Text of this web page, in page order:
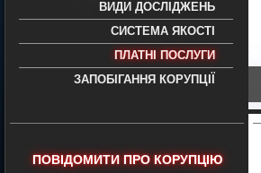
науково-дослідний експертно-
- проведення всих видів судових
експертиз
ВИДИ ДОСЛІДЖЕНЬ
СИСТЕМА ЯКОСТІ
ПЛАТНІ ПОСЛУГИ
ЗАПОБІГАННЯ КОРУПЦІЇ
ПОВІДОМИТИ ПРО КОРУПЦІЮ